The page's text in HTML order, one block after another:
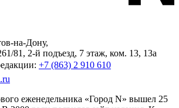
на-Дону,
81, 2-й подъезд, 7 этаж, ком. 13, 13а
+7 (863) 2 910 610
еженедельника «Город N» вышел 25